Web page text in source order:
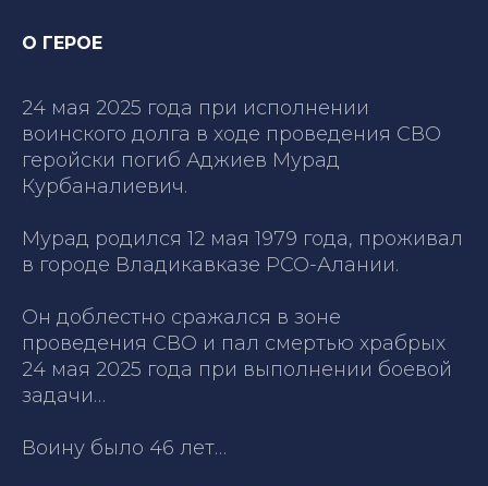
О ГЕРОЕ
24 мая 2025 года при исполнении
воинского долга в ходе проведения СВО
геройски погиб Аджиев Мурад
Курбаналиевич.
Мурад родился 12 мая 1979 года, проживал
в городе Владикавказе РСО-Алании.
Он доблестно сражался в зоне
проведения СВО и пал смертью храбрых
24 мая 2025 года при выполнении боевой
задачи…
Воину было 46 лет…